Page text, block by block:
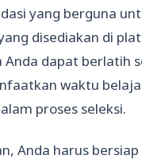
yang berguna
disediakan di
dapat berlatih
waktu
proses seleksi.
Anda harus